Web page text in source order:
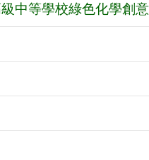
中等學校綠色化學創